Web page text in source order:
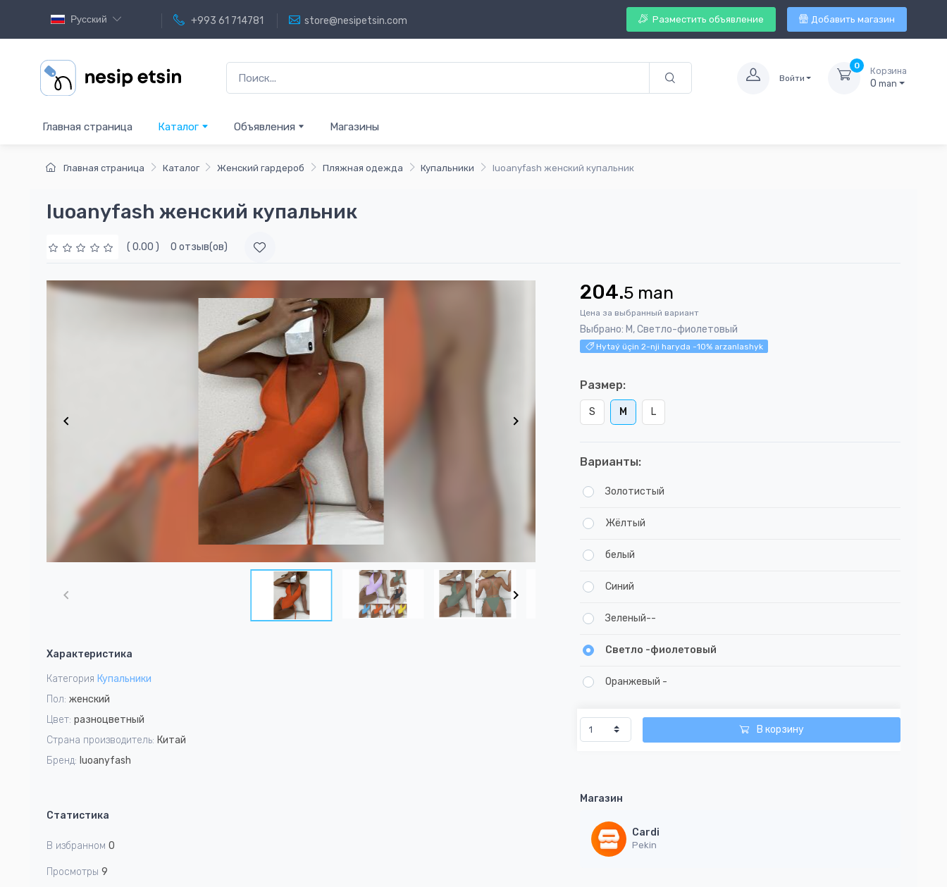
Русский +993 61 714781 store@nesipetsin.com Разместить объявление Добавить магазин
Войти
0
Корзина
0 man
Главная страница Каталог Объявления Магазины
Главная страница Каталог Женский гардероб Пляжная одежда Купальники luoanyfash женский купальник
luoanyfash женский купальник
( 0.00 ) 0 отзыв(ов)
5
Характеристика
Категория Купальники
Пол: женский
Цвет: разноцветный
Страна производитель: Китай
Бренд: luoanyfash
Статистика
В избранном 0
Просмотры 9
204.5 man
Цена за выбранный вариант
Выбрано: M, Светло-фиолетовый
Hytaý üçin 2-nji haryda -10% arzanlashyk
Размер:
S M L
Варианты:
Золотистый
Жёлтый
белый
Синий
Зеленый--
Светло -фиолетовый
Оранжевый -
В корзину
Магазин
Cardi
Pekin